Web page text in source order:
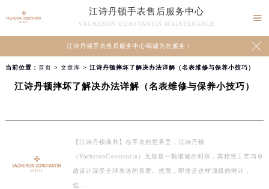
江诗丹顿手表售后服务中心
VACHERON CONSTANTIN MAINTENANCE

江诗丹顿手表售后服务中心竭诚为您服务！ 
当前位置： 首页 > 文章库 > 江诗丹顿摔坏了解决办法详解（名表维修与保养小技巧）
江诗丹顿摔坏了解决办法详解（名表维修与保养小技巧）
【江诗丹顿保养】在手表的世界里，江诗丹顿
（VacheronConstantin）无疑是一颗璀璨的明珠，其精致工艺与卓
越设计深受全球表迷的喜爱。然而，即便是这样顶级的时计，
也…